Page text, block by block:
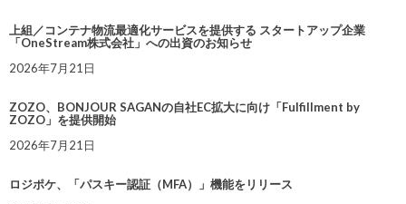
上組／コンテナ物流最適化サービスを提供する スタートアップ企業
「OneStream株式会社」への出資のお知らせ
2026年7月21日
ZOZO、BONJOUR SAGANの自社EC拡大に向け「Fulfillment by
ZOZO」を提供開始
2026年7月21日
ロジポケ、「パスキー認証（MFA）」機能をリリース